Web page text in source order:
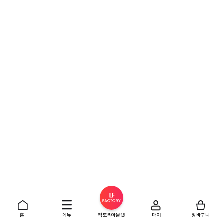
홈 메뉴 팩토리아울렛 마이 장바구니